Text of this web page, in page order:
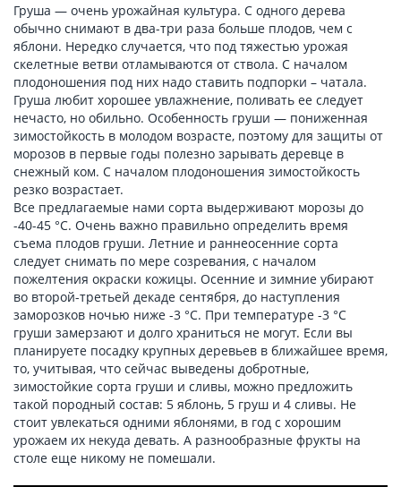
Груша — очень урожайная культура. С одного дерева
обычно снимают в два-три раза больше плодов, чем с
яблони. Нередко случается, что под тяжестью урожая
скелетные ветви отламываются от ствола. С началом
плодоношения под них надо ставить подпорки – чатала.
Груша любит хорошее увлажнение, поливать ее следует
нечасто, но обильно. Особенность груши — пониженная
зимостойкость в молодом возрасте, поэтому для защиты от
морозов в первые годы полезно зарывать деревце в
снежный ком. С началом плодоношения зимостойкость
резко возрастает.
Все предлагаемые нами сорта выдерживают морозы до
-40-45 °C. Очень важно правильно определить время
съема плодов груши. Летние и раннеосенние сорта
следует снимать по мере созревания, с началом
пожелтения окраски кожицы. Осенние и зимние убирают
во второй-третьей декаде сентября, до наступления
заморозков ночью ниже -3 °С. При температуре -3 °С
груши замерзают и долго храниться не могут. Если вы
планируете посадку крупных деревьев в ближайшее время,
то, учитывая, что сейчас выведены добротные,
зимостойкие сорта груши и сливы, можно предложить
такой породный состав: 5 яблонь, 5 груш и 4 сливы. Не
стоит увлекаться одними яблонями, в год с хорошим
урожаем их некуда девать. А разнообразные фрукты на
столе еще никому не помешали.